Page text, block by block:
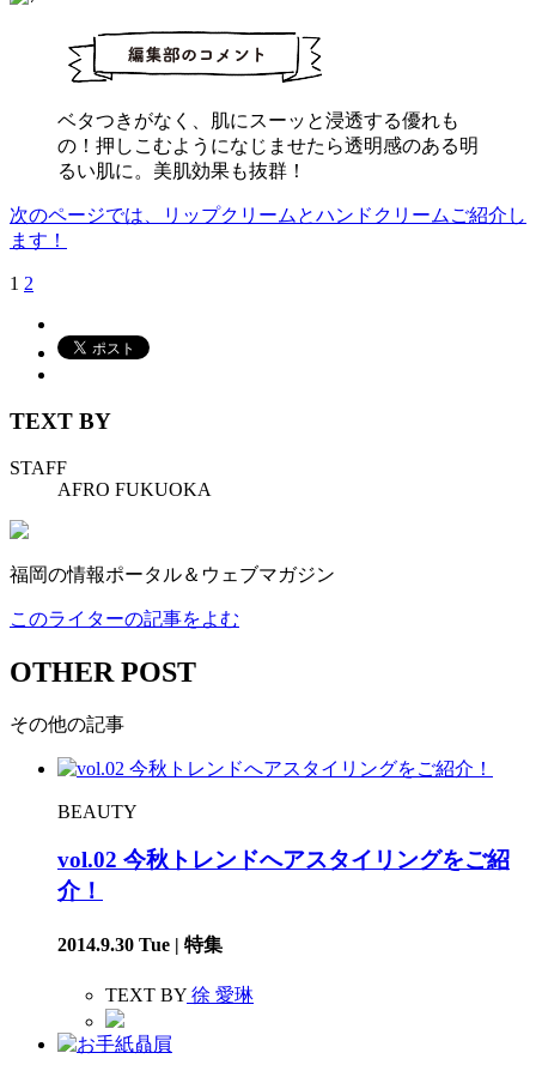
ベタつきがなく、肌にスーッと浸透する優れも
の！押しこむようになじませたら透明感のある明
るい肌に。美肌効果も抜群！
次のページでは、リップクリームとハンドクリームご紹介し
ます！
1 2
TEXT BY
STAFF
AFRO FUKUOKA
福岡の情報ポータル＆ウェブマガジン
このライターの記事をよむ
OTHER POST
その他の記事
BEAUTY
vol.02 今秋トレンドへアスタイリングをご紹
介！
2014.9.30 Tue | 特集
TEXT BY 徐 愛琳